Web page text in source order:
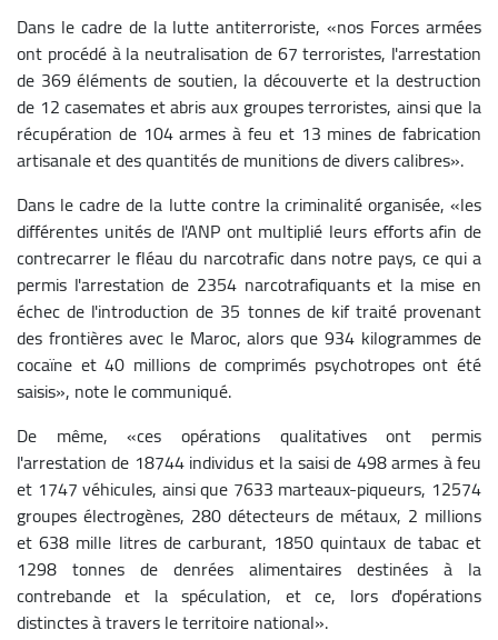
Dans le cadre de la lutte antiterroriste, «nos Forces armées
ont procédé à la neutralisation de 67 terroristes, l'arrestation
de 369 éléments de soutien, la découverte et la destruction
de 12 casemates et abris aux groupes terroristes, ainsi que la
récupération de 104 armes à feu et 13 mines de fabrication
artisanale et des quantités de munitions de divers calibres».
Dans le cadre de la lutte contre la criminalité organisée, «les
différentes unités de l'ANP ont multiplié leurs efforts afin de
contrecarrer le fléau du narcotrafic dans notre pays, ce qui a
permis l'arrestation de 2354 narcotrafiquants et la mise en
échec de l'introduction de 35 tonnes de kif traité provenant
des frontières avec le Maroc, alors que 934 kilogrammes de
cocaïne et 40 millions de comprimés psychotropes ont été
saisis», note le communiqué.
De même, «ces opérations qualitatives ont permis
l'arrestation de 18744 individus et la saisi de 498 armes à feu
et 1747 véhicules, ainsi que 7633 marteaux-piqueurs, 12574
groupes électrogènes, 280 détecteurs de métaux, 2 millions
et 638 mille litres de carburant, 1850 quintaux de tabac et
1298 tonnes de denrées alimentaires destinées à la
contrebande et la spéculation, et ce, lors d'opérations
distinctes à travers le territoire national».